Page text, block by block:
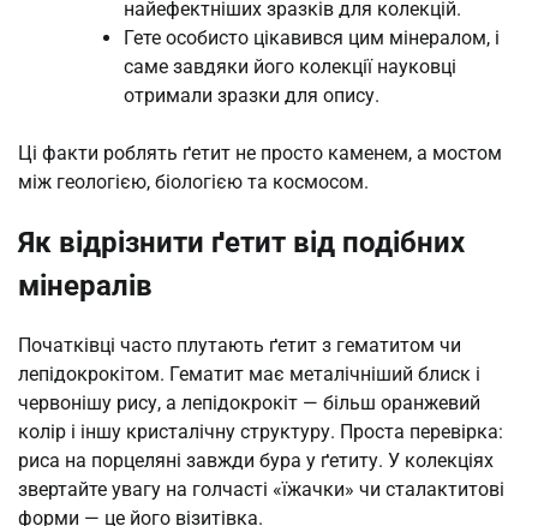
найефектніших зразків для колекцій.
Гете особисто цікавився цим мінералом, і
саме завдяки його колекції науковці
отримали зразки для опису.
Ці факти роблять ґетит не просто каменем, а мостом
між геологією, біологією та космосом.
Як відрізнити ґетит від подібних
мінералів
Початківці часто плутають ґетит з гематитом чи
лепідокрокітом. Гематит має металічніший блиск і
червонішу рису, а лепідокрокіт — більш оранжевий
колір і іншу кристалічну структуру. Проста перевірка:
риса на порцеляні завжди бура у ґетиту. У колекціях
звертайте увагу на голчасті «їжачки» чи сталактитові
форми — це його візитівка.